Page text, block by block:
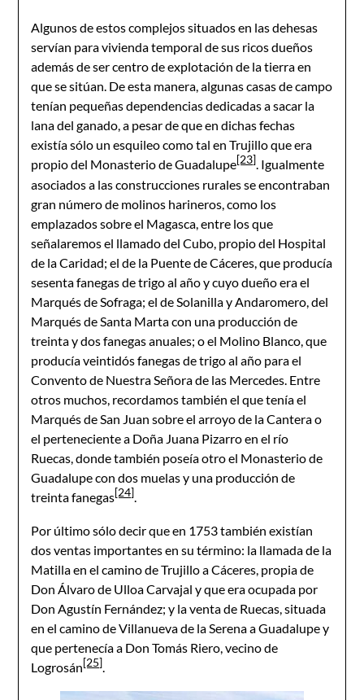
Algunos de estos complejos situados en las dehesas
servían para vivienda temporal de sus ricos dueños
además de ser centro de explotación de la tierra en
que se sitúan. De esta manera, algunas casas de campo
tenían pequeñas dependencias dedicadas a sacar la
lana del ganado, a pesar de que en dichas fechas
existía sólo un esquileo como tal en Trujillo que era
propio del Monasterio de Guadalupe[23]. Igualmente
asociados a las construcciones rurales se encontraban
gran número de molinos harineros, como los
emplazados sobre el Magasca, entre los que
señalaremos el llamado del Cubo, propio del Hospital
de la Caridad; el de la Puente de Cáceres, que producía
sesenta fanegas de trigo al año y cuyo dueño era el
Marqués de Sofraga; el de Solanilla y Andaromero, del
Marqués de Santa Marta con una producción de
treinta y dos fanegas anuales; o el Molino Blanco, que
producía veintidós fanegas de trigo al año para el
Convento de Nuestra Señora de las Mercedes. Entre
otros muchos, recordamos también el que tenía el
Marqués de San Juan sobre el arroyo de la Cantera o
el perteneciente a Doña Juana Pizarro en el río
Ruecas, donde también poseía otro el Monasterio de
Guadalupe con dos muelas y una producción de
treinta fanegas[24].
Por último sólo decir que en 1753 también existían
dos ventas importantes en su término: la llamada de la
Matilla en el camino de Trujillo a Cáceres, propia de
Don Álvaro de Ulloa Carvajal y que era ocupada por
Don Agustín Fernández; y la venta de Ruecas, situada
en el camino de Villanueva de la Serena a Guadalupe y
que pertenecía a Don Tomás Riero, vecino de
Logrosán[25].